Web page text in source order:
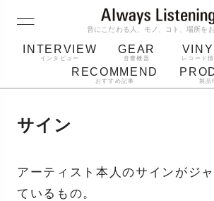
音にこだわる人、モノ、コト、場所を
INTERVIEW
インタビュー
GEAR
音響機器 レコード
RECOMMEND
おすすめ記事 製品
ジャケット
サイン
アーティスト本人のサインがジ
ているもの。